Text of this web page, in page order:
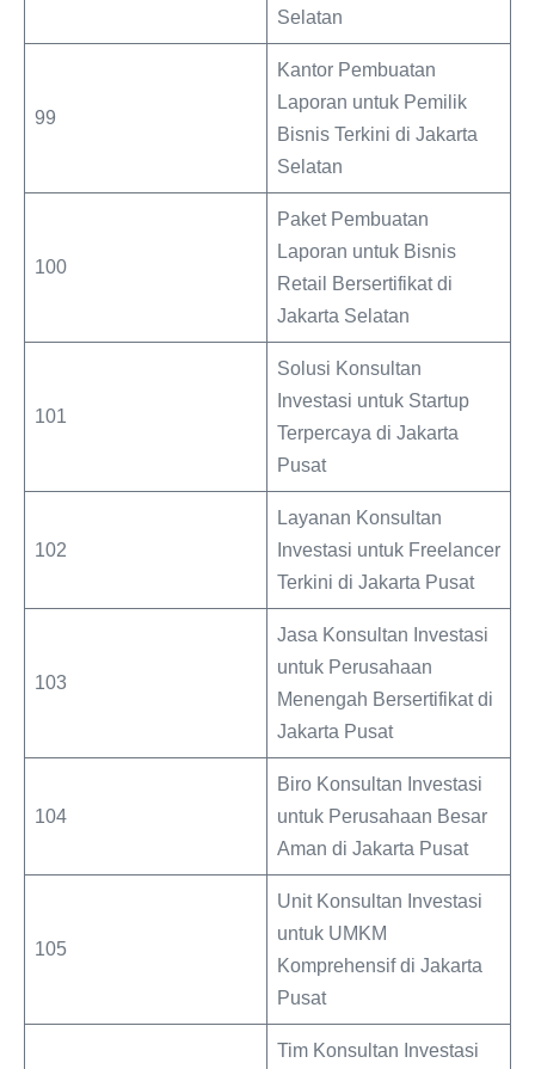
Selatan
99
Kantor Pembuatan
Laporan untuk Pemilik
Bisnis Terkini di Jakarta
Selatan
100
Paket Pembuatan
Laporan untuk Bisnis
Retail Bersertifikat di
Jakarta Selatan
101
Solusi Konsultan
Investasi untuk Startup
Terpercaya di Jakarta
Pusat
102
Layanan Konsultan
Investasi untuk Freelancer
Terkini di Jakarta Pusat
103
Jasa Konsultan Investasi
untuk Perusahaan
Menengah Bersertifikat di
Jakarta Pusat
104
Biro Konsultan Investasi
untuk Perusahaan Besar
Aman di Jakarta Pusat
105
Unit Konsultan Investasi
untuk UMKM
Komprehensif di Jakarta
Pusat
Tim Konsultan Investasi